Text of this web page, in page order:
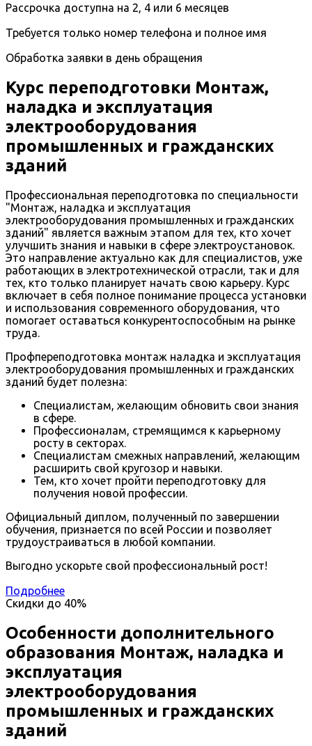
Рассрочка доступна на 2, 4 или 6 месяцев
Требуется только номер телефона и полное имя
Обработка заявки в день обращения
Курс переподготовки Монтаж,
наладка и эксплуатация
электрооборудования
промышленных и гражданских
зданий
Профессиональная переподготовка по специальности
"Монтаж, наладка и эксплуатация
электрооборудования промышленных и гражданских
зданий" является важным этапом для тех, кто хочет
улучшить знания и навыки в сфере электроустановок.
Это направление актуально как для специалистов, уже
работающих в электротехнической отрасли, так и для
тех, кто только планирует начать свою карьеру. Курс
включает в себя полное понимание процесса установки
и использования современного оборудования, что
помогает оставаться конкурентоспособным на рынке
труда.
Профпереподготовка монтаж наладка и эксплуатация
электрооборудования промышленных и гражданских
зданий будет полезна:
Специалистам, желающим обновить свои знания
в сфере.
Профессионалам, стремящимся к карьерному
росту в секторах.
Специалистам смежных направлений, желающим
расширить свой кругозор и навыки.
Тем, кто хочет пройти переподготовку для
получения новой профессии.
Официальный диплом, полученный по завершении
обучения, признается по всей России и позволяет
трудоустраиваться в любой компании.
Выгодно ускорьте свой профессиональный рост!
Подробнее
Скидки до 40%
Особенности дополнительного
образования Монтаж, наладка и
эксплуатация
электрооборудования
промышленных и гражданских
зданий